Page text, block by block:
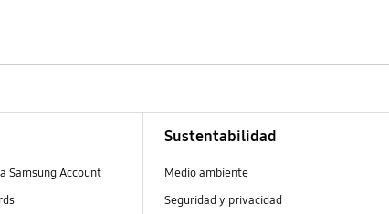
Samsung Account
Sustentabilidad
Medio ambiente
Seguridad y privacidad